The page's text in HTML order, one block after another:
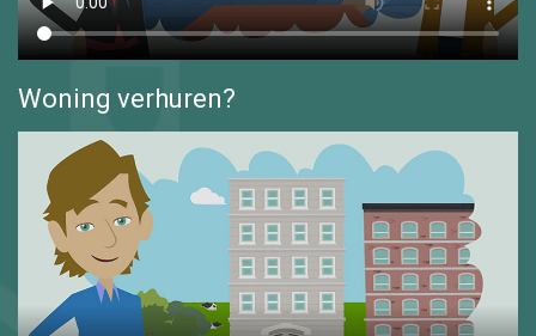
Woning verhuren?